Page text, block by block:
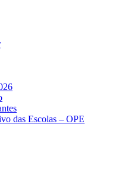
das Escolas – OPE